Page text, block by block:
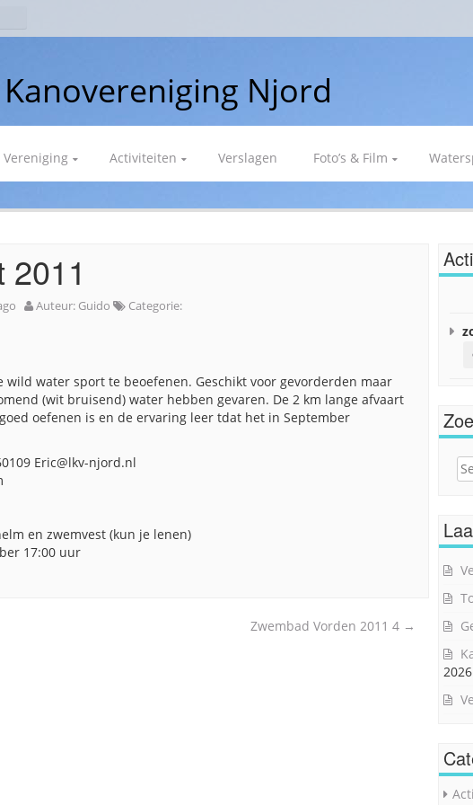
Njord
Vereniging Activiteiten Verslagen Foto’s & Film
Auteur: Guido Categorie:
wild water sport te beoefenen. Geschikt voor gevorderden maar
(wit bruisend) water hebben gevaren. De 2 km lange afvaart
oefenen is en de ervaring leer tdat het in September
Eric@lkv-njord.nl
en zwemvest (kun je lenen)
17:00 uur
Zwembad Vorden 2011 4 →
Search
2026